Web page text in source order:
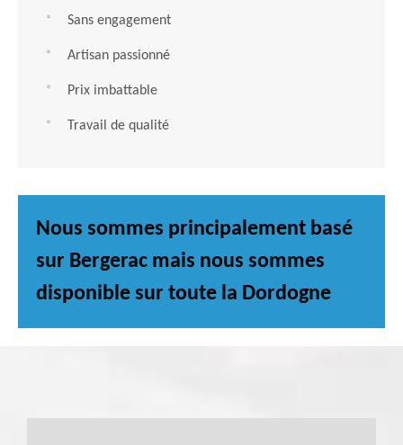
Sans engagement
Artisan passionné
Prix imbattable
Travail de qualité
Nous sommes principalement basé
sur Bergerac mais nous sommes
disponible sur toute la Dordogne